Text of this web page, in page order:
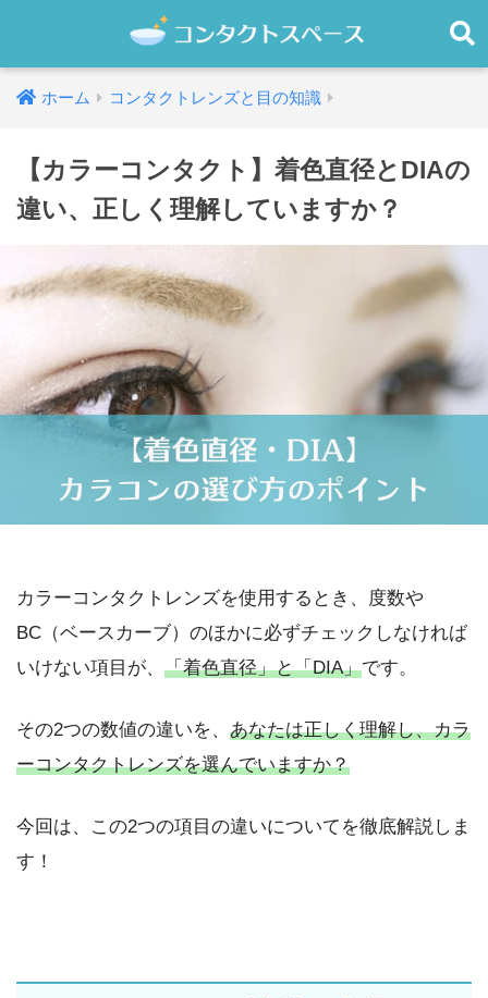
ホーム コンタクトレンズと目の知識
【カラーコンタクト】着色直径とDIAの
違い、正しく理解していますか？
カラーコンタクトレンズを使用するとき、度数や
BC（ベースカーブ）のほかに必ずチェックしなければ
いけない項目が、 「着色直径」と「DIA」です。
その2つの数値の違いを、 あなたは正しく理解し、カラ
ーコンタクトレンズを選んでいますか？
今回は、この2つの項目の違いについてを徹底解説しま
す！